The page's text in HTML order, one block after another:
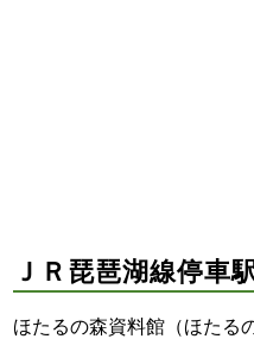
ＪＲ琵琶湖線停車
ほたるの森資料館（ほたる